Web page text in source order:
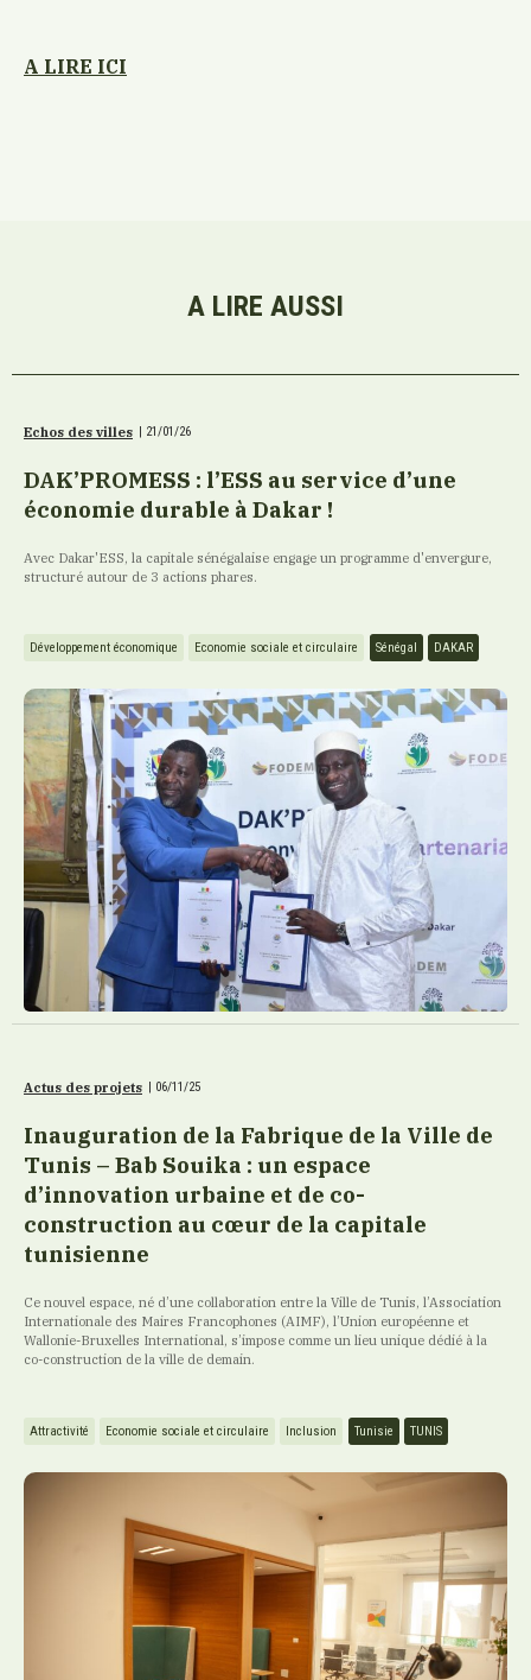
A LIRE ICI
A LIRE AUSSI
Echos des villes | 21/01/26
DAK’PROMESS : l’ESS au service d’une
économie durable à Dakar !
Avec Dakar'ESS, la capitale sénégalaise engage un programme d'envergure,
structuré autour de 3 actions phares.
Développement économique Economie sociale et circulaire Sénégal DAKAR
Actus des projets 06/11/25
Inauguration de la Fabrique de la Ville de
Tunis – Bab Souika : un espace
d’innovation urbaine et de co-
construction au cœur de la capitale
tunisienne
Ce nouvel espace, né d’une collaboration entre la Ville de Tunis, l’Association
Internationale des Maires Francophones (AIMF), l’Union européenne et
Wallonie-Bruxelles International, s’impose comme un lieu unique dédié à la
co-construction de la ville de demain.
Attractivité Economie sociale et circulaire Inclusion Tunisie TUNIS